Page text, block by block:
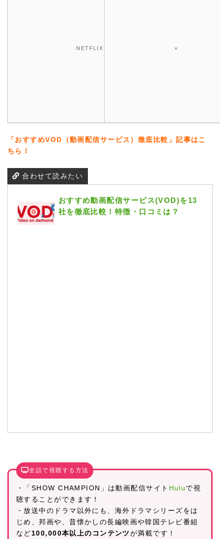
NETFLIX ×
「おすすめVOD（動画配信サービス）徹底比較」記事はこ
ちら！
合わせて読みたい
おすすめ動画配信サービス(VOD)を13
社を徹底比較！特徴・口コミは？
全話で視聴する方法
・「SHOW CHAMPION」は動画配信サイト Huluで視
聴することができます！
・放送中のドラマ以外にも、海外ドラマシリーズをは
じめ、邦画や、昔懐かしの長編映画や韓国テレビ番組
など100,000本以上のコンテンツが満載です！